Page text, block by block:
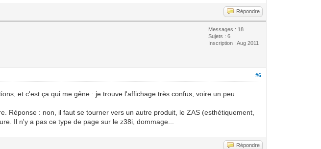
Répondre
Messages : 18
Sujets : 6
Inscription : Aug 2011
#6
et c'est ça qui me gêne : je trouve l'affichage très confus, voire un peu
Réponse : non, il faut se tourner vers un autre produit, le ZAS (esthétiquement,
Il n'y a pas ce type de page sur le z38i, dommage...
Répondre